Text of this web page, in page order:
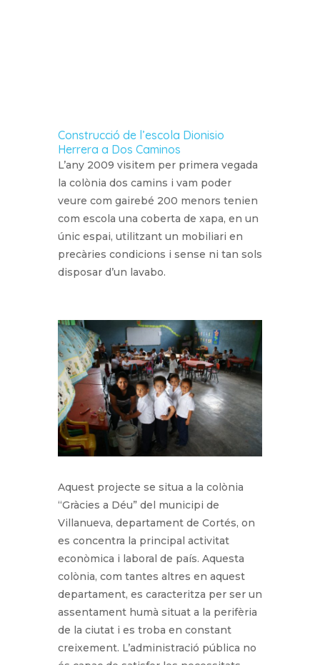
Construcció de l’escola Dionisio
Herrera a Dos Caminos
L’any 2009 visitem per primera vegada
la colònia dos camins i vam poder
veure com gairebé 200 menors tenien
com escola una coberta de xapa, en un
únic espai, utilitzant un mobiliari en
precàries condicions i sense ni tan sols
disposar d’un lavabo.
Aquest projecte se situa a la colònia
“Gràcies a Déu” del municipi de
Villanueva, departament de Cortés, on
es concentra la principal activitat
econòmica i laboral de país. Aquesta
colònia, com tantes altres en aquest
departament, es caracteritza per ser un
assentament humà situat a la perifèria
de la ciutat i es troba en constant
creixement. L’administració pública no